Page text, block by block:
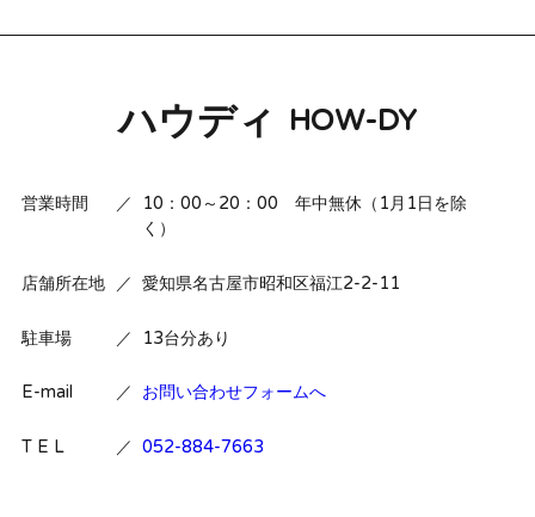
ハウディ HOW-DY
営業時間 ／
10：00～20：00 年中無休（1月1日を除
く）
店舗所在地 ／ 愛知県名古屋市昭和区福江2-2-11
駐車場 ／ 13台分あり
E-mail ／ お問い合わせフォームへ
T E L ／ 052-884-7663